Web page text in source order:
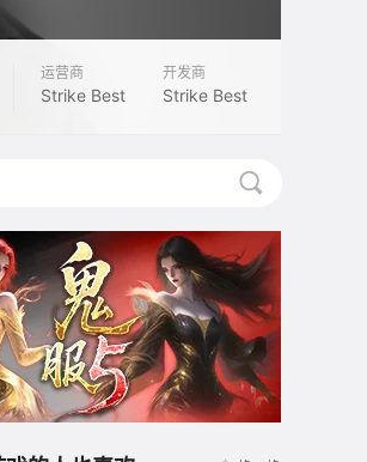
运营商
Strike Best
开发商
Strike Best